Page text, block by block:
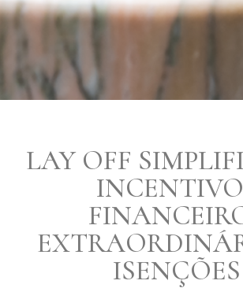
LAY OFF
ISENÇÕES